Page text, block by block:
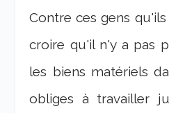
Contre ces gens
croire qu'il n'y a pas
les biens matériels
obliges à travailler